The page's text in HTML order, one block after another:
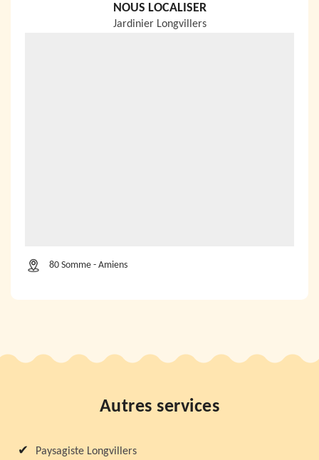
NOUS LOCALISER
Jardinier Longvillers
80 Somme - Amiens
Autres services
Paysagiste Longvillers